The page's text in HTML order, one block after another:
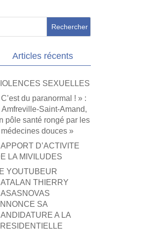
Articles récents
SEXUELLES
du paranormal ! » :
Amfreville-Saint-Amand,
pôle santé rongé par les
douces »
D’ACTIVITE
LA MIVILUDES
YOUTUBEUR
THIERRY
SA
A LA